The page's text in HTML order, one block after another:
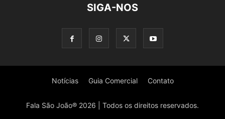
SIGA-NOS
Notícias Guia Comercial Contato
Fala São João® 2026 | Todos os direitos reservados.